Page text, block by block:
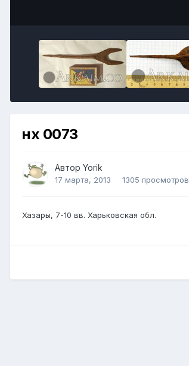
нх 0073
Автор Yorik
17 марта, 2013 1305 просмотров
Хазары, 7-10 вв. Харьковская обл.